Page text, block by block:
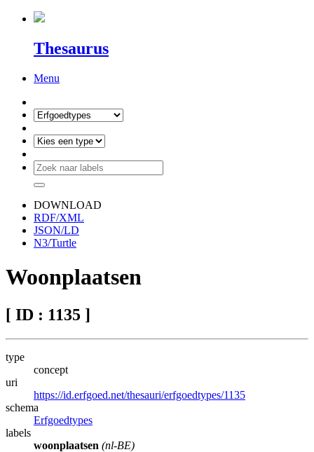
Thesaurus
Menu
DOWNLOAD
RDF/XML
JSON/LD
N3/Turtle
Woonplaatsen
[ ID : 1135 ]
type
concept
uri
https://id.erfgoed.net/thesauri/erfgoedtypes/1135
schema
Erfgoedtypes
labels
woonplaatsen (nl-BE)